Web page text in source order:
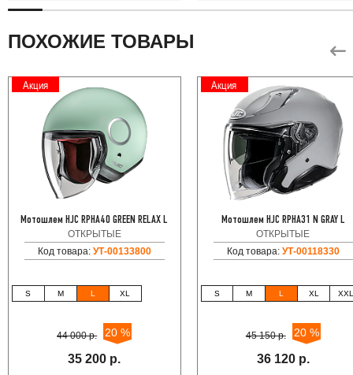
ПОХОЖИЕ ТОВАРЫ
Акция
Мотошлем HJC RPHA40 GREEN RELAX L
ОТКРЫТЫЕ
Код товара: УТ-00133800
S M L XL
44 000 р. 20 %
35 200 р.
Акция
Мотошлем HJC RPHA31 N GRAY L
ОТКРЫТЫЕ
Код товара: УТ-00118330
S M L XL XXL
45 150 р. 20 %
36 120 р.